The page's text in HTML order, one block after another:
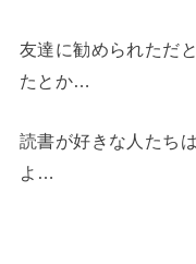
友達に勧められただ
たとか…
読書が好きな人たち
よ…